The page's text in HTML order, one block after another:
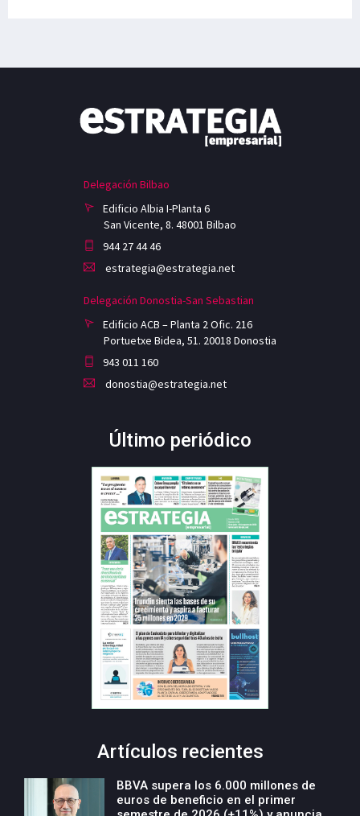
Delegación Bilbao
Edificio Albia I-Planta 6
San Vicente, 8. 48001 Bilbao
944 27 44 46
estrategia@estrategia.net
Delegación Donostia-San Sebastian
Edificio ACB – Planta 2 Ofic. 216
Portuetxe Bidea, 51. 20018 Donostia
943 011 160
donostia@estrategia.net
Último periódico
Artículos recientes
BBVA supera los 6.000 millones de
euros de beneficio en el primer